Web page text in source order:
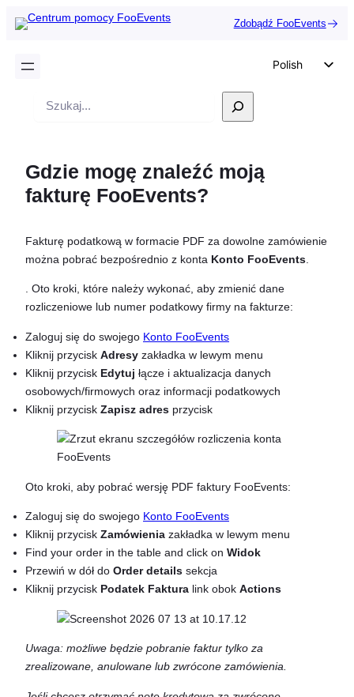
Zdobądź FooEvents
Polish
French
Wyszukiwanie
Gdzie mogę znaleźć moją
fakturę FooEvents?
Fakturę podatkową w formacie PDF za dowolne zamówienie
można pobrać bezpośrednio z konta Konto FooEvents
. Oto kroki, które należy wykonać, aby zmienić dane
rozliczeniowe lub numer podatkowy firmy na fakturze:
Zaloguj się do swojego Konto FooEvents
Kliknij przycisk Adresy zakładka w lewym menu
Kliknij przycisk Edytuj łącze i aktualizacja danych
osobowych/firmowych oraz informacji podatkowych
Kliknij przycisk Zapisz adres przycisk
Oto kroki, aby pobrać wersję PDF faktury FooEvents:
Zaloguj się do swojego Konto FooEvents
Kliknij przycisk Zamówienia zakładka w lewym menu
Find your order in the table and click on Widok
Przewiń w dół do Order details sekcja
Kliknij przycisk Podatek Faktura link obok Actions
Uwaga: możliwe będzie pobranie faktur tylko za
zrealizowane, anulowane lub zwrócone zamówienia.